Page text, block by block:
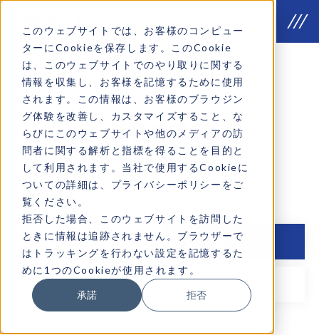
このウェブサイトでは、お客様のコンピュー
ターにCookieを保存します。このCookie
は、このウェブサイトでのやり取りに関する
情報を収集し、お客様を記憶するために使用
されます。この情報は、お客様のブラウジン
グ体験を改善し、カスタマイズすること、な
らびにこのウェブサイトや他のメディアの訪
問者に関する解析と指標を得ることを目的と
して利用されます。当社で使用するCookieに
ついての詳細は、プライバシーポリシーをご
覧ください。
拒否した場合、このウェブサイトを訪問した
ときに情報は追跡されません。ブラウザーで
はトラッキングを行わない設定を記憶するた
めに1つのCookieが使用されます。
承諾 拒否
Why we do
ABOUT
We keep to think what is the core all the way.
MISSION MEMBER
SDGs